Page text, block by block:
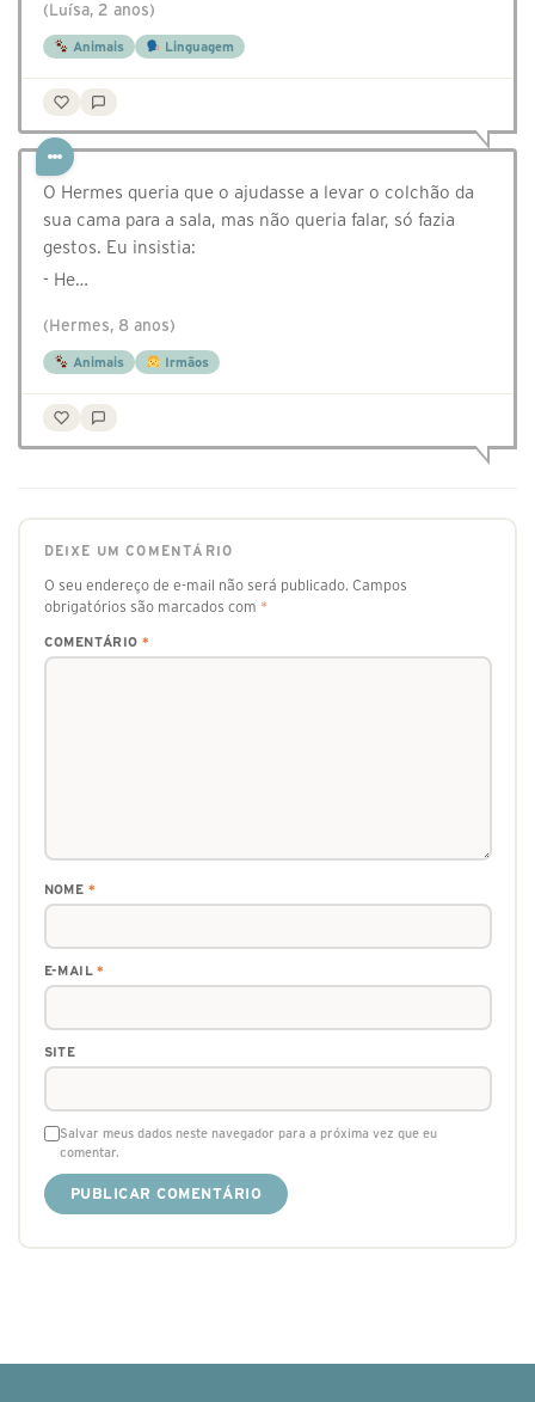
(Luísa, 2 anos)
Animais Linguagem
O Hermes queria que o ajudasse a levar o colchão da
sua cama para a sala, mas não queria falar, só fazia
gestos. Eu insistia:
- He…
(Hermes, 8 anos)
Animais Irmãos
DEIXE UM COMENTÁRIO
O seu endereço de e-mail não será publicado. Campos
obrigatórios são marcados com *
COMENTÁRIO *
NOME *
E-MAIL*
SITE
Salvar meus dados neste navegador para a próxima vez que eu
comentar.